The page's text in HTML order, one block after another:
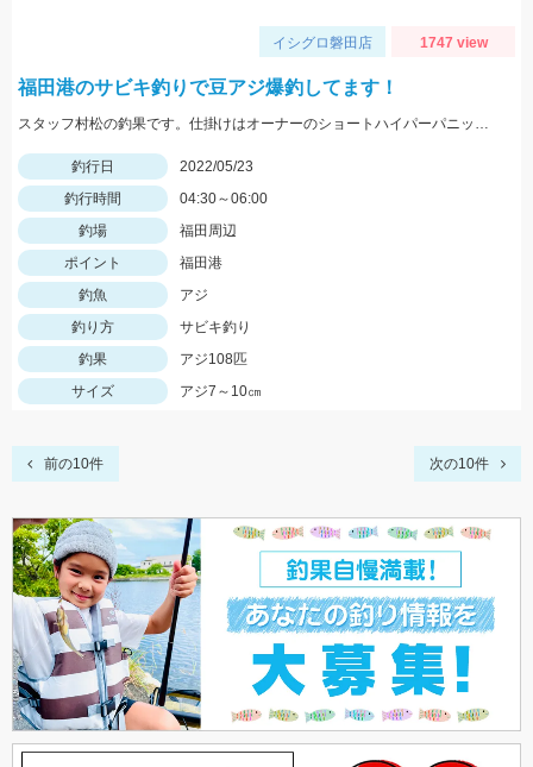
イシグロ磐田店 1747 view
福田港のサビキ釣りで豆アジ爆釣してます！
スタッフ村松の釣果です。仕掛けはオーナーのショートハイパーパニック4号を使用し、にアミエビを付けて釣りました。
釣行日
2022/05/23
釣行時間
04:30～06:00
釣場
福田周辺
ポイント
福田港
釣魚
アジ
釣り方
サビキ釣り
釣果
アジ108匹
サイズ
アジ7～10㎝
前の10件 次の10件